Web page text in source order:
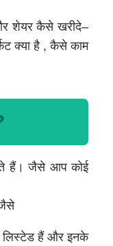
शेयर कैसे खरीदे–
क्या है , कैसे काम
हैं। जैसे आप कोई
लिस्टेड हैं और इनके